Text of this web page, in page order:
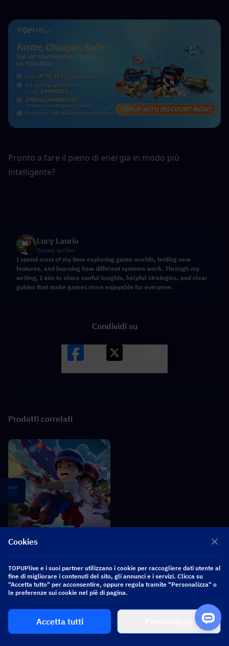
Pronto a fare il pieno di energia in modo più
intelligente?
Lucy Lauria
Game writer
I spend most of my time exploring game worlds, testing new
features, and learning how different systems work. Through my
writing, I aim to share useful insights, helpful strategies, and clear
guides that make games more enjoyable for everyone.
Condividi su
Prodotti correlati
Last War: Survival
More
Collaborazione Heartopia × Dave the Diver: Guida alle valvole
Cookies
TOPUPlive e i suoi partner utilizzano i cookie per raccogliere dati utente al
fine di migliorare i contenuti del sito, gli annunci e i servizi. Clicca su
"Accetta tutto" per acconsentire, oppure regola tramite "Personalizza" o
le preferenze sui cookie nel piè di pagina.
Accetta tutti